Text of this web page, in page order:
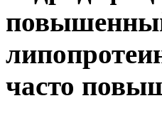
часто